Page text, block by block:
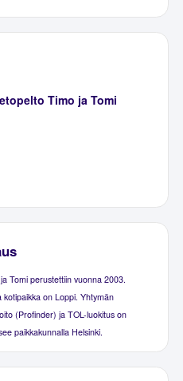
Timo ja Tomi
Tomi perustettiin vuonna 2003.
on Loppi. Yhtymän
(Profinder) ja TOL-luokitus on
paikkakunnalla Helsinki.